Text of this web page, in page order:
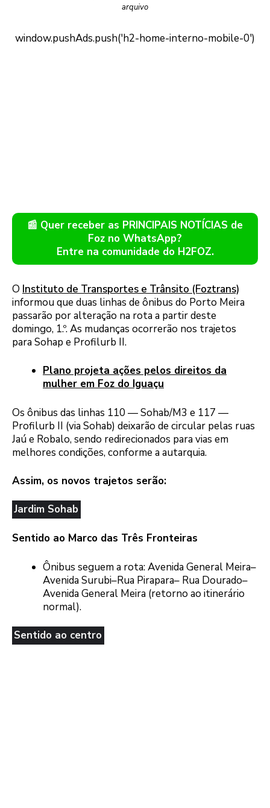
arquivo
📰 Quer receber as PRINCIPAIS NOTÍCIAS de
Foz no WhatsApp?
Entre na comunidade do H2FOZ.
O Instituto de Transportes e Trânsito (Foztrans)
informou que duas linhas de ônibus do Porto Meira
passarão por alteração na rota a partir deste
domingo, 1.º. As mudanças ocorrerão nos trajetos
para Sohap e Profilurb II.
Plano projeta ações pelos direitos da
mulher em Foz do Iguaçu
Os ônibus das linhas 110 — Sohab/M3 e 117 —
Profilurb II (via Sohab) deixarão de circular pelas ruas
Jaú e Robalo, sendo redirecionados para vias em
melhores condições, conforme a autarquia.
Assim, os novos trajetos serão:
Jardim Sohab
Sentido ao Marco das Três Fronteiras
Ônibus seguem a rota: Avenida General Meira–
Avenida Surubi–Rua Pirapara– Rua Dourado–
Avenida General Meira (retorno ao itinerário
normal).
Sentido ao centro